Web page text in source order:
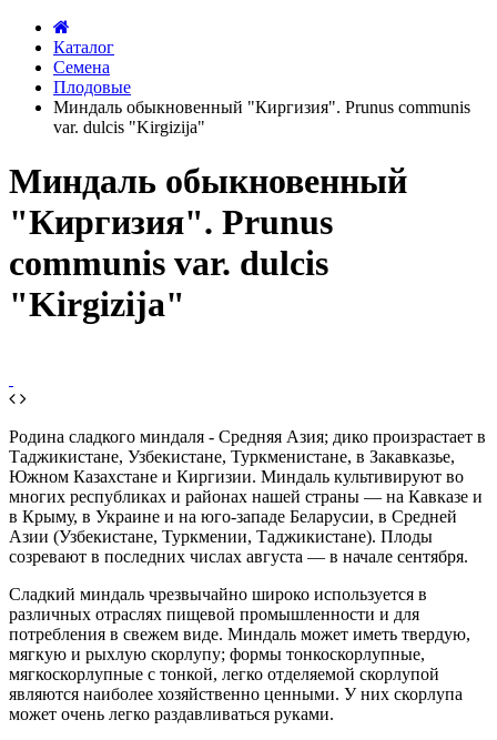
Каталог
Семена
Плодовые
Миндаль обыкновенный "Киргизия". Prunus communis
var. dulcis "Kirgizija"
Миндаль обыкновенный
"Киргизия". Prunus
communis var. dulcis
"Kirgizija"
Родина сладкого миндаля - Средняя Азия; дико произрастает в
Таджикистане, Узбекистане, Туркменистане, в Закавказье,
Южном Казахстане и Киргизии. Миндаль культивируют во
многих республиках и районах нашей страны — на Кавказе и
в Крыму, в Украине и на юго-западе Беларусии, в Средней
Азии (Узбекистане, Туркмении, Таджикистане). Плоды
созревают в последних числах августа — в начале сентября.
Сладкий миндаль чрезвычайно широко используется в
различных отраслях пищевой промышленности и для
потребления в свежем виде. Миндаль может иметь твердую,
мягкую и рыхлую скорлупу; формы тонкоскорлупные,
мягкоскорлупные с тонкой, легко отделяемой скорлупой
являются наиболее хозяйственно ценными. У них скорлупа
может очень легко раздавливаться руками.